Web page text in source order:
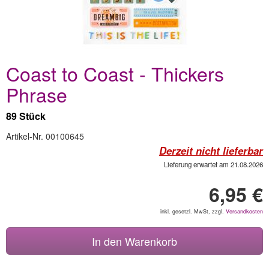
Coast to Coast - Thickers
Phrase
89 Stück
Artikel-Nr. 00100645
Derzeit nicht lieferbar
Lieferung erwartet am 21.08.2026
6,95 €
inkl. gesetzl. MwSt, zzgl. Versandkosten
In den Warenkorb